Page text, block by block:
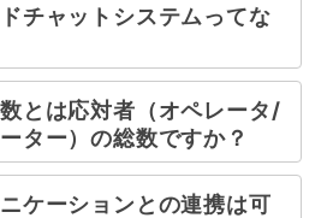
チャットシステムってな
とは応対者（オペレータ/
ター）の総数ですか？
ケーションとの連携は可